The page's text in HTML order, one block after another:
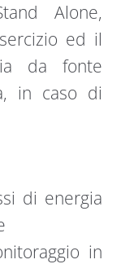
Alone,
ed il
da fonte
in caso di
di energia
in